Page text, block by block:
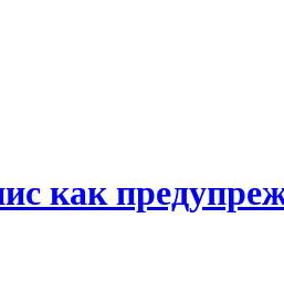
как